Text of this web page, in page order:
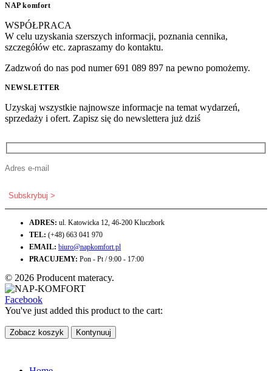
NAP komfort
WSPÓŁPRACA
W celu uzyskania szerszych informacji, poznania cennika,
szczegółów etc. zapraszamy do kontaktu.
Zadzwoń do nas pod numer 691 089 897 na pewno pomożemy.
NEWSLETTER
Uzyskaj wszystkie najnowsze informacje na temat wydarzeń,
sprzedaży i ofert. Zapisz się do newslettera już dziś
ADRES: ul. Katowicka 12, 46-200 Kluczbork
TEL: (+48) 663 041 970
EMAIL: biuro@napkomfort.pl
PRACUJEMY: Pon - Pt / 9:00 - 17:00
© 2026 Producent materacy.
Facebook
You've just added this product to the cart:
Zobacz koszyk Kontynuuj